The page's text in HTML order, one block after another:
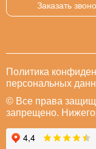
Заказать
Политика
персональных
© Все права
запрещено.